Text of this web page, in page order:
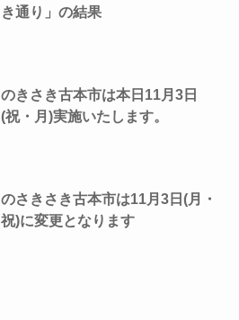
き通り」の結果
のきさき古本市は本日11月3日
(祝・月)実施いたします。
のさきさき古本市は11月3日(月・
祝)に変更となります